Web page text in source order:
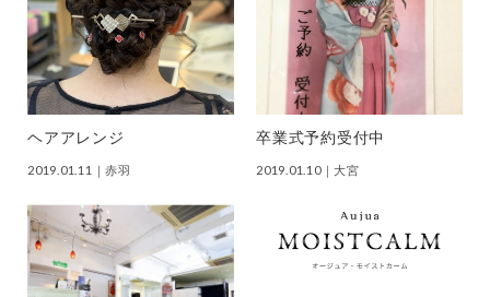
ヘアアレンジ
2019.01.11 ｜赤羽
卒業式予約受付中
2019.01.10｜大宮